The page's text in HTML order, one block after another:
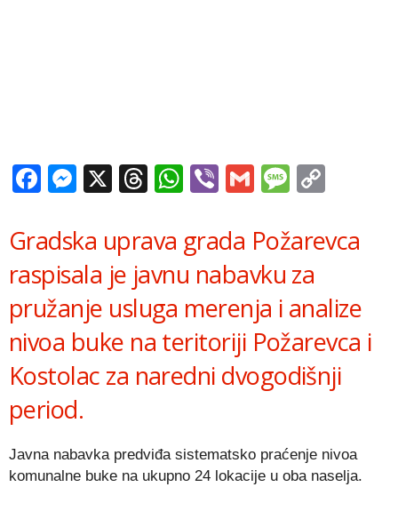
Facebook
Messenger
X Threads
WhatsApp
ViberGmail
Gradska uprava grada Požarevca
raspisala je javnu nabavku za
pružanje usluga merenja i analize
nivoa buke na teritoriji Požarevca i
Kostolac za naredni dvogodišnji
period.
Javna nabavka predviđa sistematsko praćenje nivoa
komunalne buke na ukupno 24 lokacije u oba naselja.